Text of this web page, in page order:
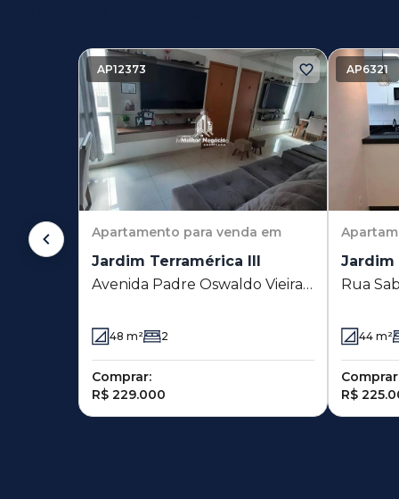
AP12373
Apartamento para venda em
Jardim Terramérica III
Avenida Padre Oswaldo Vieira
Terramérica III - Americana - SP
48 m² 2
Comprar:
R$ 229.000
AP6321
Jardim
Rua
44 m²
R$